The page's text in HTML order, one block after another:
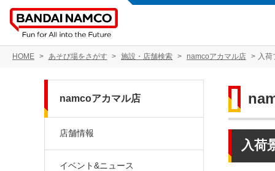
HOME あそび場をさがす 施設・店舗検索 namcoアカマル店 入荷
入荷
namcoアカマル店
店舗情報
イベント&ニュース